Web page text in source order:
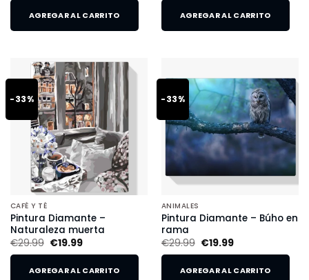
AGREGAR AL CARRITO AGREGAR AL CARRITO
-33%
CAFÉ Y TÉ
Pintura Diamante –
Naturaleza muerta
€29.99 €19.99
AGREGAR AL CARRITO
-33%
ANIMALES
Pintura Diamante – Búho en
rama
€29.99 €19.99
AGREGAR AL CARRITO